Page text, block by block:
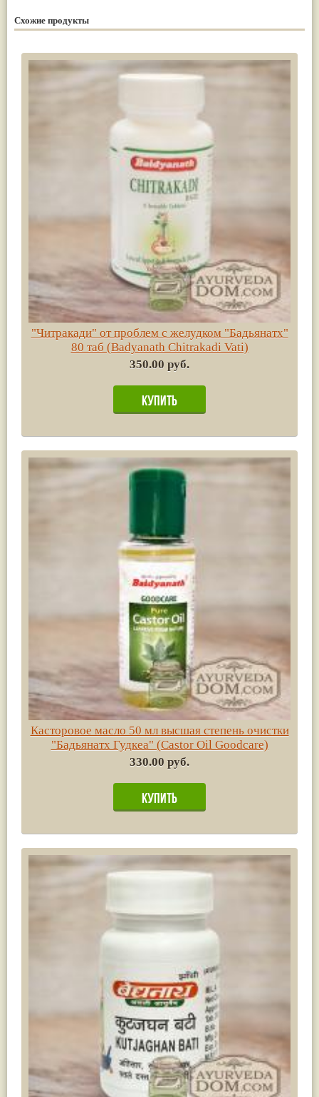
Схожие продукты
"Читракади" от проблем с желудком "Бадьянатх"
80 таб (Badyanath Chitrakadi Vati)
350.00 руб.
Касторовое масло 50 мл высшая степень очистки
"Бадьянатх Гудкеа" (Castor Oil Goodcare)
330.00 руб.